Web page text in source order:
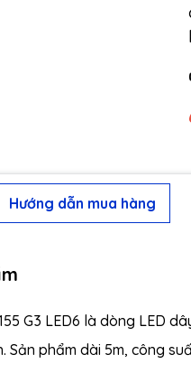
Hướng dẫn mua hàng
G3 LED6 là dòng LED
Sản phẩm dài 5m, công